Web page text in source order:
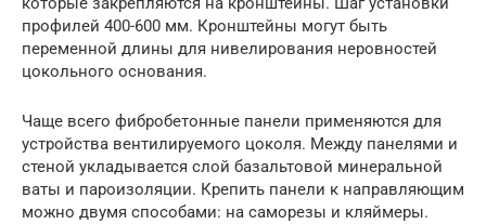
профилей 400-600 мм. Кронштейны могут быть
переменной длины для нивелирования неровностей
цокольного основания.
Чаще всего фибробетонные панели применяются для
устройства вентилируемого цоколя. Между панелями и
стеной укладывается слой базальтовой минеральной
ваты и пароизоляции. Крепить панели к направляющим
можно двумя способами: на саморезы и кляймеры.